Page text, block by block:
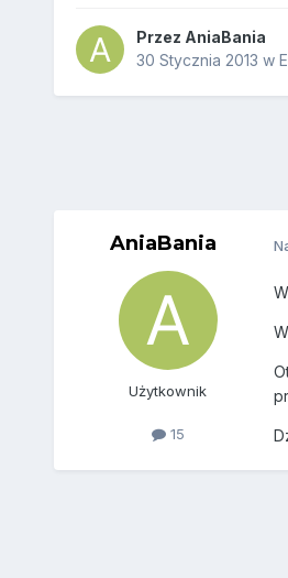
Przez AniaBania
30 Stycznia 2013 w
AniaBania
Użytkownik
15